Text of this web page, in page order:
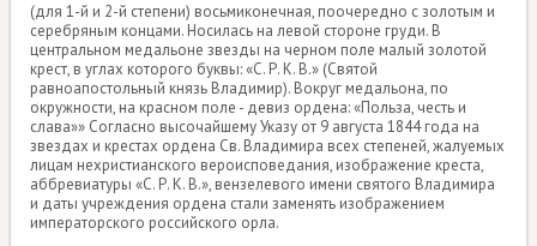
(для 1-й и 2-й степени) восьмиконечная, поочередно с золотым и
серебряным концами. Носилась на левой стороне груди. В
центральном медальоне звезды на черном поле малый золотой
крест, в углах которого буквы: «С. Р. К. В.» (Святой
равноапостольный князь Владимир). Вокруг медальона, по
окружности, на красном поле - девиз ордена: «Польза, честь и
слава»» Согласно высочайшему Указу от 9 августа 1844 года на
звездах и крестах ордена Св. Владимира всех степеней, жалуемых
лицам нехристианского вероисповедания, изображение креста,
аббревиатуры «С. Р. К. В.», вензелевого имени святого Владимира
и даты учреждения ордена стали заменять изображением
императорского российского орла.